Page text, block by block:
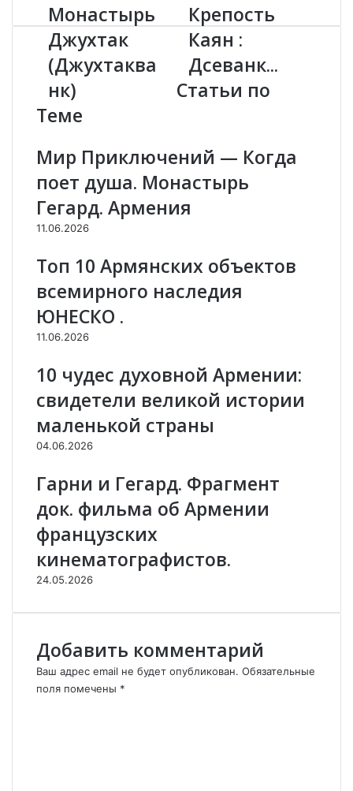
М
о
н
а
с
т
р
Д
у
х
т
(
Д
ж
у
х
а
в
а
н
Монастырь
Джухтак
(Джухтаква
нк)
К
р
е
п
о
с
н
:
в
а
.
Крепость
Каян :
Дсеванк...
Статьи по
Теме
Мир Приключений — Когда
поет душа. Монастырь
Гегард. Армения
11.06.2026
Топ 10 Армянских объектов
всемирного наследия
ЮНЕСКО .
11.06.2026
10 чудес духовной Армении:
свидетели великой истории
маленькой страны
04.06.2026
Гарни и Гегард. Фрагмент
док. фильма об Армении
французских
кинематографистов.
24.05.2026
Добавить комментарий
Ваш адрес email не будет опубликован. Обязательные
поля помечены *